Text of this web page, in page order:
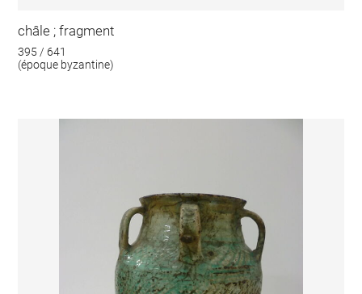
châle ; fragment
395 / 641
(époque byzantine)